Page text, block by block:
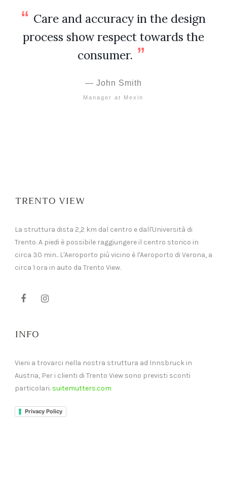
Care and accuracy in the design
process show respect towards the
consumer.
John Smith
Manager at Mexin
TRENTO VIEW
La struttura dista 2,2 km dal centro e dall'Università di
Trento. A piedi è possibile raggiungere il centro storico in
circa 30 min.. L'Aeroporto più vicino è l'Aeroporto di Verona, a
circa 1 ora in auto da Trento View.
INFO
Vieni a trovarci nella nostra struttura ad Innsbruck in
Austria, Per i clienti di Trento View sono previsti sconti
particolari. suitemutters.com
Privacy Policy